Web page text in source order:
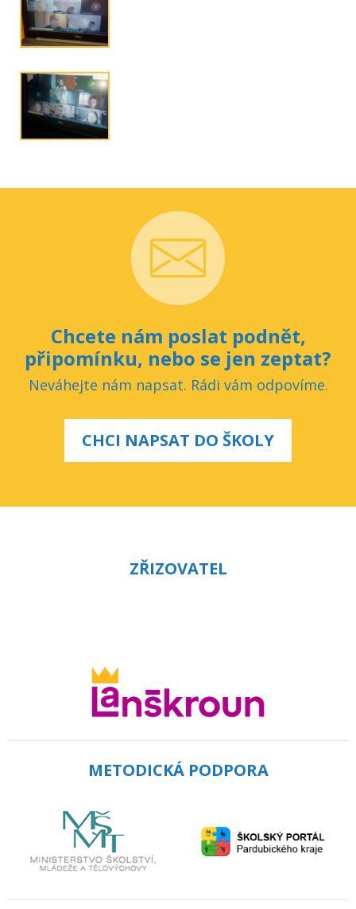
Chcete nám poslat podnět,
připomínku, nebo se jen zeptat?
Neváhejte nám napsat. Rádi vám odpovíme.
CHCI NAPSAT DO ŠKOLY
ZŘIZOVATEL
METODICKÁ PODPORA